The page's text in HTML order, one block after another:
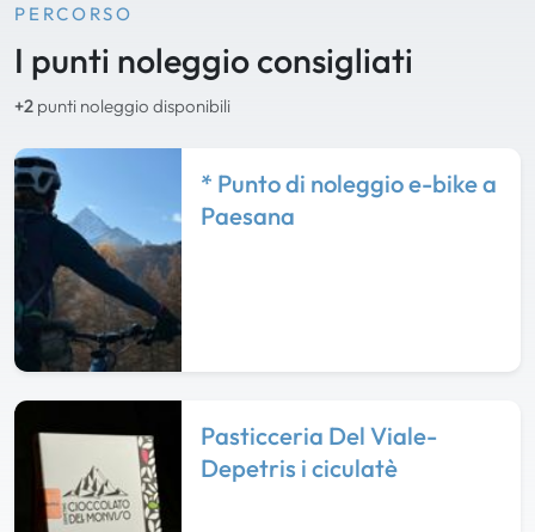
PERCORSO
I punti noleggio consigliati
+2 punti noleggio disponibili
* Punto di noleggio e-bike a
Paesana
Pasticceria Del Viale-
Depetris i ciculatè